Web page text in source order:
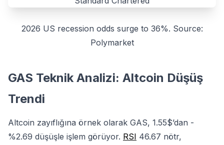
2026 US recession odds surge to 36%. Source:
Polymarket
GAS Teknik Analizi: Altcoin Düşüş
Trendi
Altcoin zayıflığına örnek olarak GAS, 1.55$’dan -
%2.69 düşüşle işlem görüyor. RSI 46.67 nötr,